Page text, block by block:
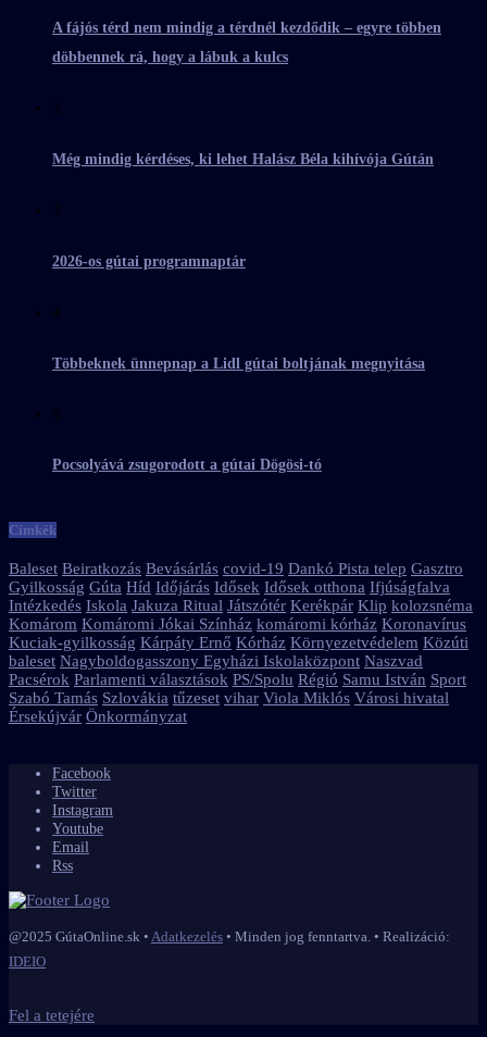
A fájós térd nem mindig a térdnél kezdődik – egyre többen
döbbennek rá, hogy a lábuk a kulcs
2
Még mindig kérdéses, ki lehet Halász Béla kihívója Gútán
3
2026-os gútai programnaptár
4
Többeknek ünnepnap a Lidl gútai boltjának megnyitása
5
Pocsolyává zsugorodott a gútai Dögösi-tó
Címkék
Baleset Beiratkozás Bevásárlás covid-19 Dankó Pista telep Gasztro
Gyilkosság Gúta Híd Időjárás Idősek Idősek otthona Ifjúságfalva
Intézkedés Iskola Jakuza Ritual Játszótér Kerékpár Klip kolozsnéma
Komárom Komáromi Jókai Színház komáromi kórház Koronavírus
Kuciak-gyilkosság Kárpáty Ernő Kórház Környezetvédelem Közúti
baleset Nagyboldogasszony Egyházi Iskolaközpont Naszvad
Pacsérok Parlamenti választások PS/Spolu Régió Samu István Sport
Szabó Tamás Szlovákia tűzeset vihar Viola Miklós Városi hivatal
Érsekújvár Önkormányzat
Facebook
Twitter
Instagram
Youtube
Email
Rss
@2025 GútaOnline.sk • Adatkezelés • Minden jog fenntartva. • Realizáció:
IDEIO
Fel a tetejére